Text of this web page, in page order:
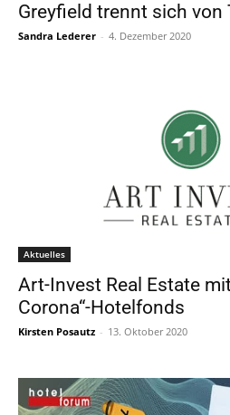
Greyfield trennt sich
Sandra Lederer - 4. Dezember 2020
Aktuelles
Art-Invest Real Estate
Corona“-Hotelfonds
Kirsten Posautz - 13. Oktober 2020